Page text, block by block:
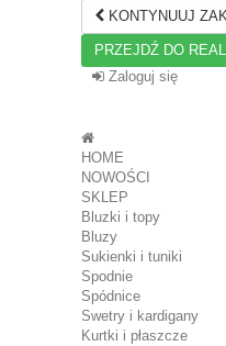
KONTYNUUJ
PRZEJDŹ DO
Zaloguj się
HOME
NOWOŚCI
SKLEP
Bluzki i topy
Bluzy
Sukienki i tuniki
Spodnie
Spódnice
Swetry i kardigany
Kurtki i płaszcze